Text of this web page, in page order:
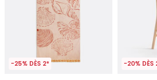
-25% DÈS 2* -20% DÈS